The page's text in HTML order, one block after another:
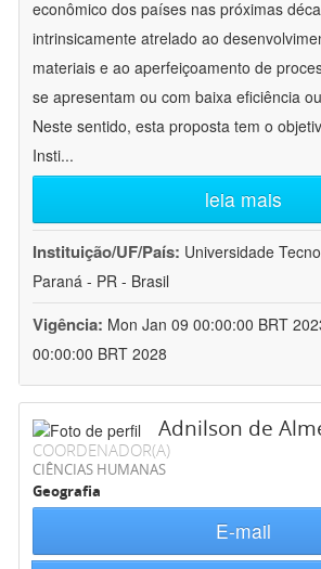
econômico dos países nas próximas
intrinsicamente atrelado ao
materiais e ao aperfeiçoamento de
se apresentam ou com baixa eficiência
Neste sentido, esta proposta tem o
Insti...
leia mais
Instituição/UF/País: Universidade
Paraná - PR - Brasil
Vigência: Mon Jan 09 00:00:00 BRT
00:00:00 BRT 2028
Adnilson de
COORDENADOR(A)
CIÊNCIAS HUMANAS
Geografia
E-mail